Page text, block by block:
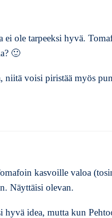
ole tarpeeksi hyvä.
🙂
voisi piristää myös
kasvoille valoa
Näyttäisi olevan.
hyvä idea, mutta kun